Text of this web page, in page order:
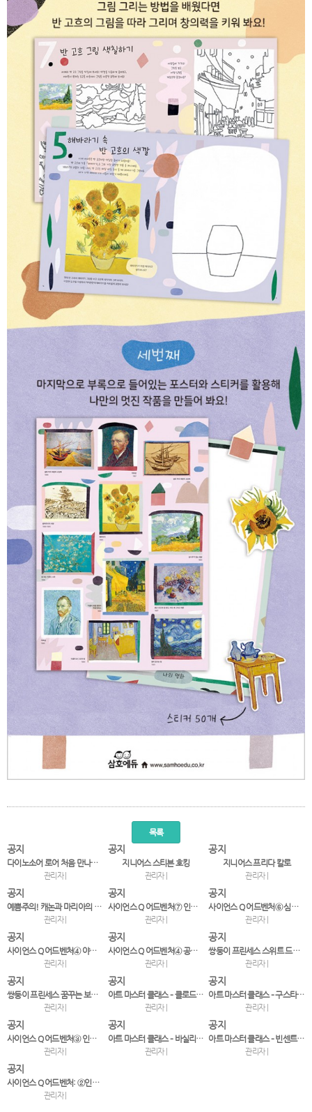
목록
공지
다이노소어 로어 처음 만나는 크아앙! 공룡 스티커북
관리자 |
공지
지니어스 스티븐 호킹
관리자 |
공지
지니어스 프리다 칼로
관리자 |
공지
예쁨주의! 캐논과 마리아의 12개월 코디 스티커북
관리자 |
공지
사이언스 Q 어드벤처⑦ 인체미로 대탈출!-바이러스의 침…
관리자 |
공지
사이언스 Q 어드벤처⑥ 심해세계 대탈출!
관리자 |
공지
사이언스 Q 어드벤처④ 야생동물월드 대탈출!
관리자 |
공지
사이언스 Q 어드벤처④ 공룡월드 대탈출!
관리자 |
공지
쌍둥이 프린세스 스위트 드레스 스티커북
관리자 |
공지
쌍둥이 프린세스 꿈꾸는 보석드레스(마법의 드레스 하우스…
관리자 |
공지
아트 마스터 클래스 – 클로드 모네
관리자 |
공지
아트 마스터 클래스 – 구스타프 클림트
관리자 |
공지
사이언스 Q 어드벤처③ 인체미로 대탈출!-혈액의 순환
관리자 |
공지
아트 마스터 클래스 – 바실리 칸딘스키
관리자 |
공지
아트 마스터 클래스 – 빈센트 반 고흐
관리자 |
공지
사이언스 Q 어드벤처: ②인체미로 대탈출!-음식물의 행…
관리자 |